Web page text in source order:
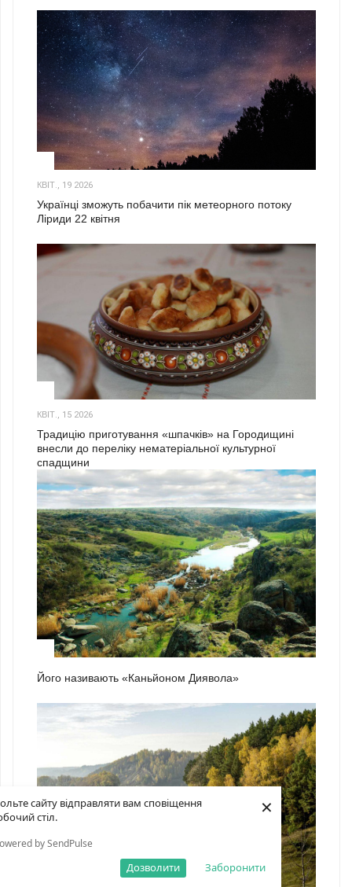
сайту відправляти вам сповіщення
стіл.
by SendPulse
Заборонити
Дозволити
×
КВІТ., 19 2026
Українці зможуть побачити пік метеорного потоку
Ліриди 22 квітня
КВІТ., 15 2026
Традицію приготування «шпачків» на Городищині
внесли до переліку нематеріальної культурної
спадщини
Його називають «Каньйоном Диявола»